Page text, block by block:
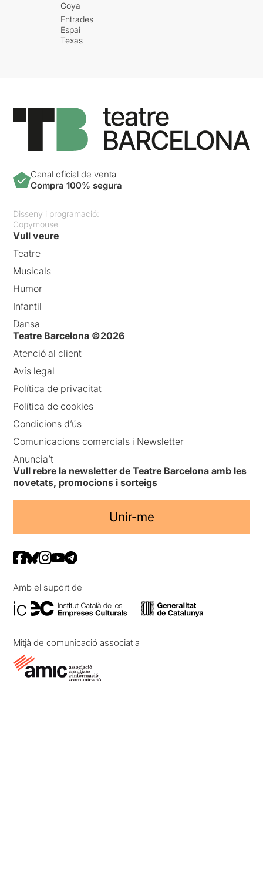
Goya
Entrades
Espai
Texas
Canal oficial de venta
Compra 100% segura
Disseny i programació:
Copymouse
Vull veure
Teatre
Musicals
Humor
Infantil
Dansa
Teatre Barcelona ©2026
Atenció al client
Avís legal
Política de privacitat
Política de cookies
Condicions d’ús
Comunicacions comercials i Newsletter
Anuncia’t
Vull rebre la newsletter de Teatre Barcelona amb les
novetats, promocions i sorteigs
Unir-me
Amb el suport de
Mitjà de comunicació associat a